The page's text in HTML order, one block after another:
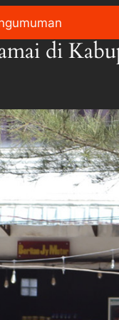
di